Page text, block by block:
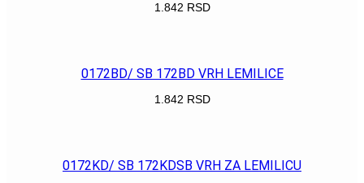
1.842 RSD
0172BD/ SB 172BD VRH LEMILICE
1.842 RSD
0172KD/ SB 172KDSB VRH ZA LEMILICU